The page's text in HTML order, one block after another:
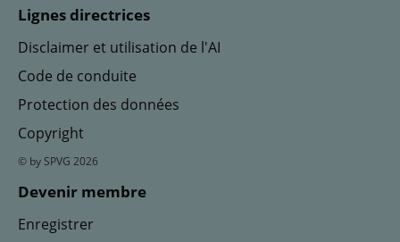
Lignes directrices
Disclaimer et utilisation de l'AI
Code de conduite
Protection des données
Copyright
© by SPVG 2026
Devenir membre
Enregistrer